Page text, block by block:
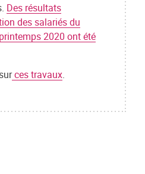
Des résultats
des salariés du
2020 ont été
ces travaux.